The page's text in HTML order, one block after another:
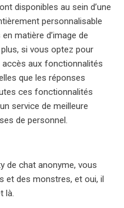
disponibles au sein d’une
personnalisable
matière d’image de
si vous optez pour
accès aux fonctionnalités
que les réponses
ces fonctionnalités
service de meilleure
de personnel.
de chat anonyme, vous
et des monstres, et oui, il
là.